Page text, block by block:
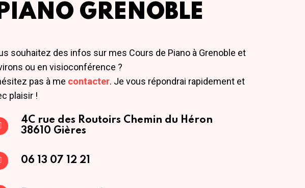
GRENOBLE
souhaitez des infos sur mes Cours de Piano à Grenoble et
ou en visioconférence ?
pas à me contacter. Je vous répondrai rapidement et
plaisir !
4C rue des Routoirs Chemin du Héron
38610 Gières
06 13 07 12 21